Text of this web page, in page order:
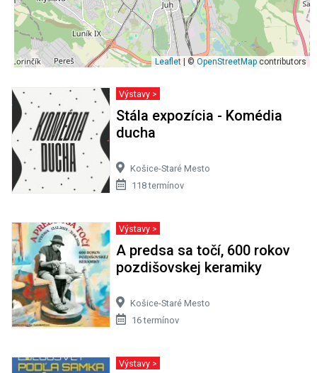
Leaflet | © OpenStreetMap contributors
Výstavy >
Stála expozícia - Komédia
ducha
Košice-Staré Mesto
118 termínov
Výstavy >
A predsa sa točí, 600 rokov
pozdišovskej keramiky
Košice-Staré Mesto
16 termínov
Výstavy >